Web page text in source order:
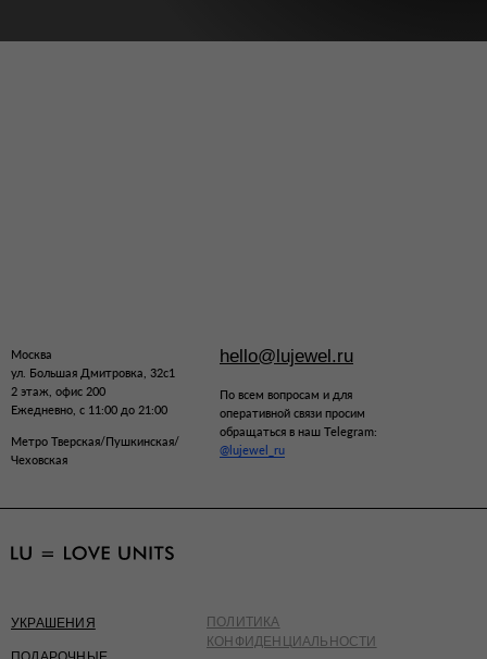
По всем вопросам и для
оперативной связи просим
обращаться в наш Telegram:
@lujewel_ru
Москва
ул. Большая Дмитровка, 32с1
2 этаж, офис 200
Ежедневно, с 11:00 до 21:00
hello@lujewel.ru
Метро Тверская/Пушкинская/
Чеховская
ПОЛИТИКА
КОНФИДЕНЦИАЛЬНОСТИ
УКРАШЕНИЯ